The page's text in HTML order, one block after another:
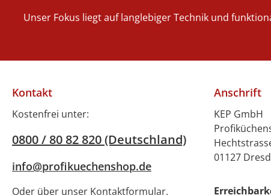
Unser Fokus liegt auf langlebiger Technik und
Kontakt
Kostenfrei unter:
0800 / 80 82 820 (Deutschland)
info@profikuechenshop.de
Oder über unser Kontaktformular.
Anschrift
KEP GmbH
01127